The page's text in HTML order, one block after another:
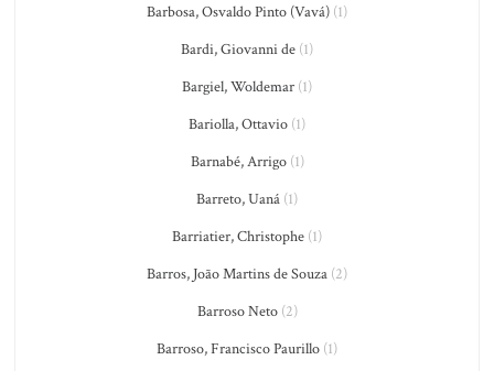
Barbosa, Osvaldo Pinto (Vavá) (1)
Bardi, Giovanni de (1)
Bargiel, Woldemar (1)
Bariolla, Ottavio (1)
Barnabé, Arrigo(1)
Barreto, Uaná (1)
Barriatier, Christophe (1)
Barros, João Martins de Souza (2)
Barroso Neto(2)
Barroso, Francisco Paurillo (1)